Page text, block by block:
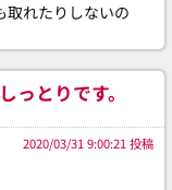
取れたりしないの
っとりです。
2020/03/31 9:00:21 投稿